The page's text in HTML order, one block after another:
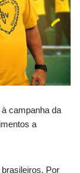
campanha da
a
Por